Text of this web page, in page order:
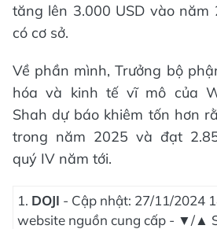
tăng lên 3.000 USD vào năm
có cơ sở.
Về phần mình, Trưởng bộ
hóa và kinh tế vĩ mô của
Shah dự báo khiêm tốn hơn
trong năm 2025 và đạt
quý IV năm tới.
1. DOJI - Cập nhật: 27/11/2024
website nguồn cung cấp - ▼/▲